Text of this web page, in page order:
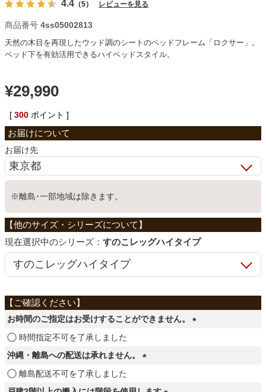
椅子・チェア
食器棚・キッチン収納
ベッド
収納家具
学習机
ホームオフィス
こたつ
寝具
ファブリック
4.4 （5） レビューを見る
商品番号 4ss05002813
天然の木目を再現したウッド調のシートのベッドフレーム「ロクサー」。
ベッド下を有効活用できるハイベッドスタイル。
¥29,990
[ 300 ポイント ]
お届け先
※離島･一部地域は除きます。
シリーズ： すのこレッグハイタイプ
お時間のご指定はお受けすることができません。
時間指定不可を了承しました
沖縄・離島への配送は承れません。
必
離島配送不可を了承しました